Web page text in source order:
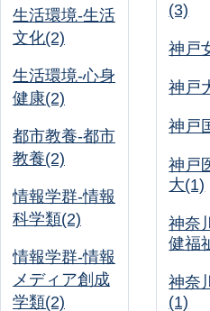
生活環境-生活
文化(2)
生活環境-心身
健康(2)
都市教養-都市
教養(2)
情報学群-情報
科学類(2)
情報学群-情報
メディア創成
学類(2)
(3)
神戸
神戸
神戸
神戸
大(1)
神奈
健福
神奈
(1)